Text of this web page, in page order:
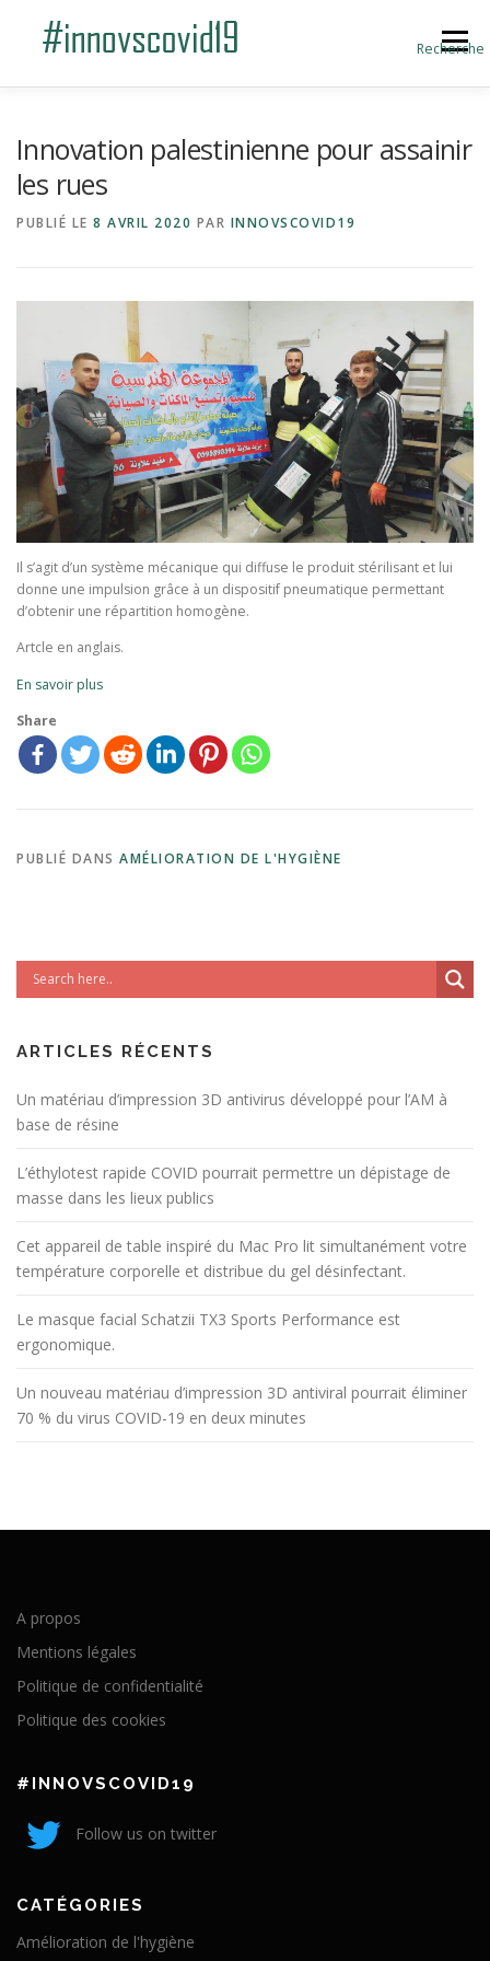
Recherche
Menu
Innovation palestinienne pour assainir
les rues
PUBLIÉ LE 8 AVRIL 2020 PAR INNOVSCOVID19
Il s’agit d’un système mécanique qui diffuse le produit stérilisant et lui
donne une impulsion grâce à un dispositif pneumatique permettant
d’obtenir une répartition homogène.
Artcle en anglais.
En savoir plus
Share
PUBLIÉ DANS AMÉLIORATION DE L'HYGIÈNE
ARTICLES RÉCENTS
Un matériau d’impression 3D antivirus développé pour l’AM à
base de résine
L’éthylotest rapide COVID pourrait permettre un dépistage de
masse dans les lieux publics
Cet appareil de table inspiré du Mac Pro lit simultanément votre
température corporelle et distribue du gel désinfectant.
Le masque facial Schatzii TX3 Sports Performance est
ergonomique.
Un nouveau matériau d’impression 3D antiviral pourrait éliminer
70 % du virus COVID-19 en deux minutes
A propos
Mentions légales
Politique de confidentialité
Politique des cookies
#INNOVSCOVID19
Follow us on twitter
CATÉGORIES
Amélioration de l'hygiène